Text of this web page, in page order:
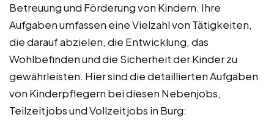
Betreuung und Förderung von Kindern. Ihre
Aufgaben umfassen eine Vielzahl von Tätigkeiten,
die darauf abzielen, die Entwicklung, das
Wohlbefinden und die Sicherheit der Kinder zu
gewährleisten. Hier sind die detaillierten Aufgaben
von Kinderpflegern bei diesen Nebenjobs,
Teilzeitjobs und Vollzeitjobs in Burg: